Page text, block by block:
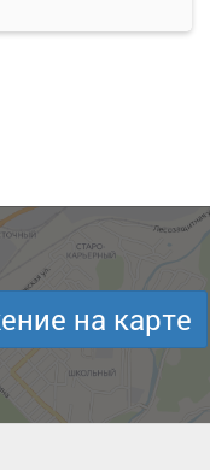
на карте